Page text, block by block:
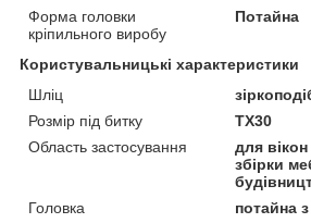
Форма головки
кріпильного виробу
Потайна
Користувальницькі характеристики
Шліц
Розмір під битку
TX30
Область застосування
для
збірки
Головка
потайна